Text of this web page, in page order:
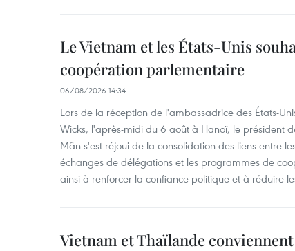
Le Vietnam et les États-Unis
coopération parlementaire
06/08/2026 14:34
Lors de la réception de l'ambassadrice des États-
Wicks, l'après-midi du 6 août à Hanoï, le président
Mân s'est réjoui de la consolidation des liens entre
échanges de délégations et les programmes de
ainsi à renforcer la confiance politique et à réduire
Vietnam et Thaïlande